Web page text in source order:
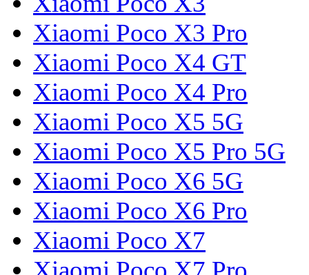
Xiaomi Poco X3 Pro
Xiaomi Poco X4 GT
Xiaomi Poco X4 Pro
Xiaomi Poco X5 5G
Xiaomi Poco X5 Pro 5G
Xiaomi Poco X6 5G
Xiaomi Poco X6 Pro
Xiaomi Poco X7